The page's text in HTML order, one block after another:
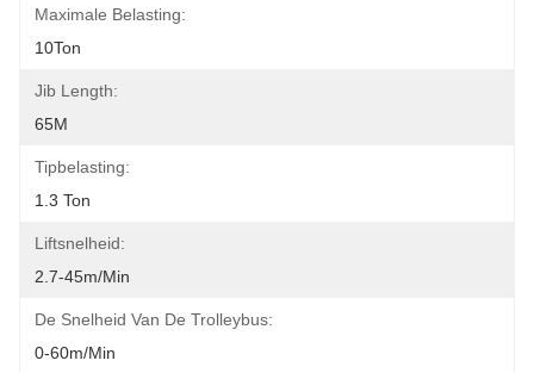
Maximale Belasting:
10Ton
Jib Length:
65M
Tipbelasting:
1.3 Ton
Liftsnelheid:
2.7-45m/min
De Snelheid Van De Trolleybus:
0-60m/min